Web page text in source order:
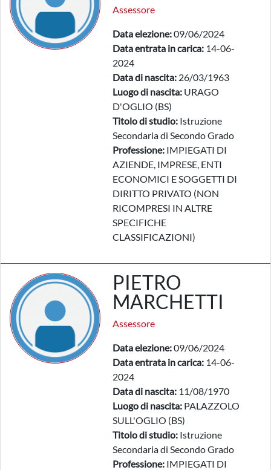
Assessore
Data elezione:09/06/2024
Data entrata in carica: 14-06-
2024
Data di nascita: 26/03/1963
Luogo di nascita: URAGO
D'OGLIO (BS)
Titolo di studio: Istruzione
Secondaria di Secondo Grado
Professione: IMPIEGATI DI
AZIENDE, IMPRESE, ENTI
ECONOMICI E SOGGETTI DI
DIRITTO PRIVATO (NON
RICOMPRESI IN ALTRE
SPECIFICHE
CLASSIFICAZIONI)
PIETRO
MARCHETTI
Assessore
Data elezione:09/06/2024
Data entrata in carica: 14-06-
2024
Data di nascita: 11/08/1970
Luogo di nascita: PALAZZOLO
SULL'OGLIO (BS)
Titolo di studio: Istruzione
Secondaria di Secondo Grado
Professione: IMPIEGATI DI